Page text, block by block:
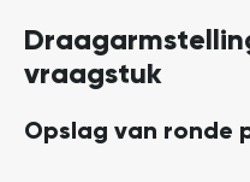
vraagstuk
Opslag van ronde